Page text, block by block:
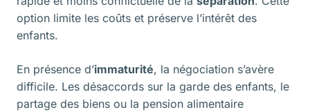
option limite les coûts et préserve l’intérêt des
enfants.
En présence d’immaturité, la négociation s’avère
difficile. Les désaccords sur la garde des enfants, le
partage des biens ou la pension alimentaire